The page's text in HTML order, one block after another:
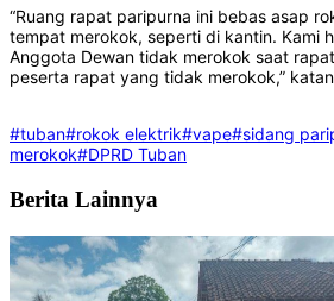
“Ruang rapat paripurna ini bebas asap
tempat merokok, seperti di kantin. Kami
Anggota Dewan tidak merokok saat
peserta rapat yang tidak merokok,”
#tuban#rokok elektrik#vape#sidang
merokok#DPRD Tuban
Berita Lainnya